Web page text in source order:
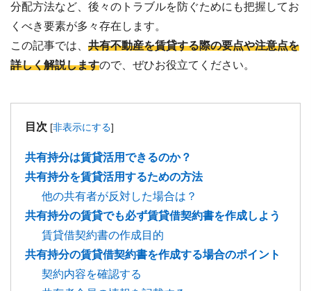
分配方法など、後々のトラブルを防ぐためにも把握してお
くべき要素が多々存在します。
この記事では、 共有不動産を賃貸する際の要点や注意点を
詳しく解説しますので、ぜひお役立てください。
目次 [非表示にする]
共有持分は賃貸活用できるのか？
共有持分を賃貸活用するための方法
他の共有者が反対した場合は？
共有持分の賃貸でも必ず賃貸借契約書を作成しよう
賃貸借契約書の作成目的
共有持分の賃貸借契約書を作成する場合のポイント
契約内容を確認する